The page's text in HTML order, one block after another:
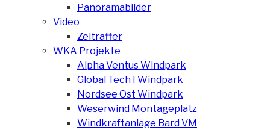
Panoramabilder
Video
Zeitraffer
WKA Projekte
Alpha Ventus Windpark
Global Tech I Windpark
Nordsee Ost Windpark
Weserwind Montageplatz
Windkraftanlage Bard VM